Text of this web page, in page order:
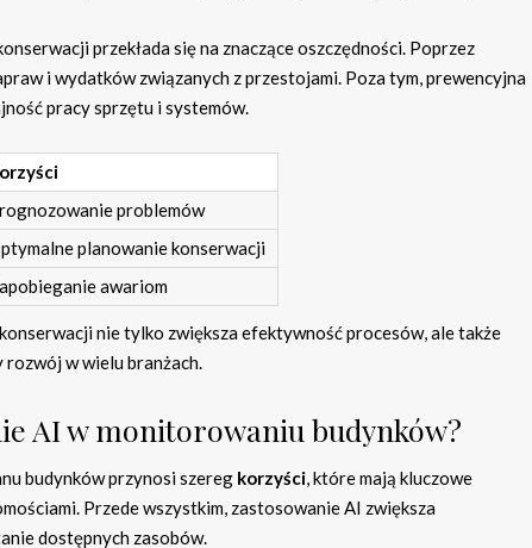
przekłada się na znaczące oszczędności. Poprzez
i wydatków związanych z przestojami. Poza tym, prewencyjna
pracy sprzętu i systemów.
problemów
planowanie konserwacji
awariom
nie tylko zwiększa efektywność procesów, ale także
rozwój w wielu branżach.
AI w monitorowaniu budynków?
budynków przynosi szereg korzyści, które mają kluczowe
Przede wszystkim, zastosowanie AI zwiększa
dostępnych zasobów.